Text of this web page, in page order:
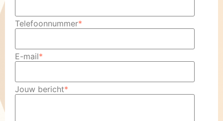
Telefoonnummer*
E-mail*
Jouw bericht*